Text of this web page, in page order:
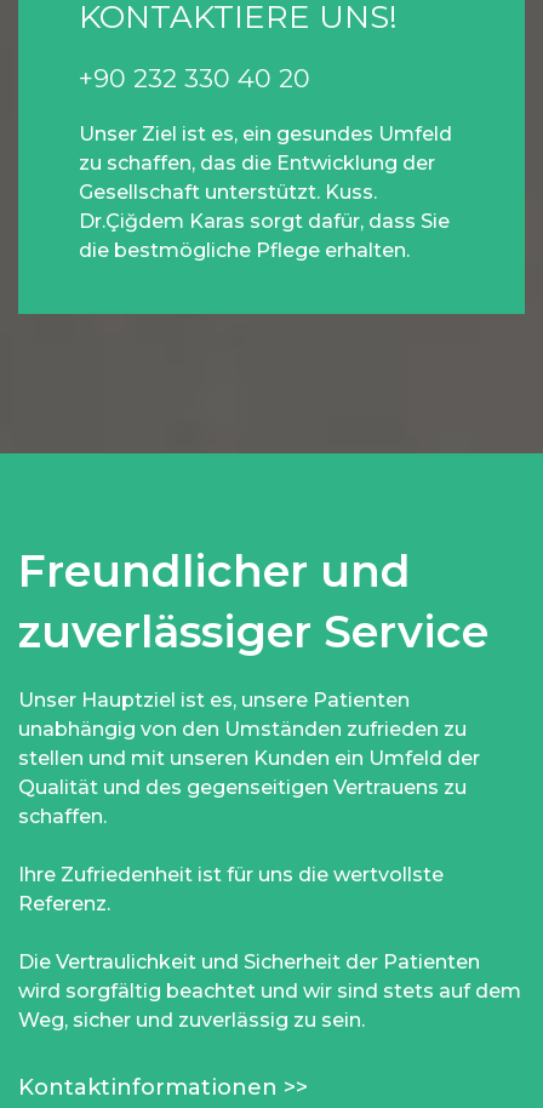
KONTAKTIERE UNS!
+90 232 330 40 20
Unser Ziel ist es, ein gesundes Umfeld
zu schaffen, das die Entwicklung der
Gesellschaft unterstützt. Kuss.
Dr.Çiğdem Karas sorgt dafür, dass Sie
die bestmögliche Pflege erhalten.
Freundlicher und
zuverlässiger Service
Unser Hauptziel ist es, unsere Patienten
unabhängig von den Umständen zufrieden zu
stellen und mit unseren Kunden ein Umfeld der
Qualität und des gegenseitigen Vertrauens zu
schaffen.
Ihre Zufriedenheit ist für uns die wertvollste
Referenz.
Die Vertraulichkeit und Sicherheit der Patienten
wird sorgfältig beachtet und wir sind stets auf dem
Weg, sicher und zuverlässig zu sein.
Kontaktinformationen >>